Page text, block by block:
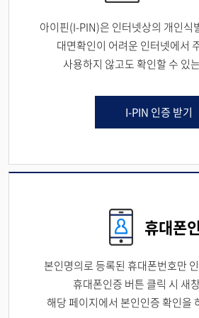
아이핀(I-PIN)은 인터넷상의 개인식
대면확인이 어려운 인터넷에서
사용하지 않고도 확인할 수 있
I-PIN 인증 받기
휴대폰
본인명의로 등록된 휴대폰번호만
휴대폰인증 버튼 클릭 시 새
해당 페이지에서 본인인증 확인을